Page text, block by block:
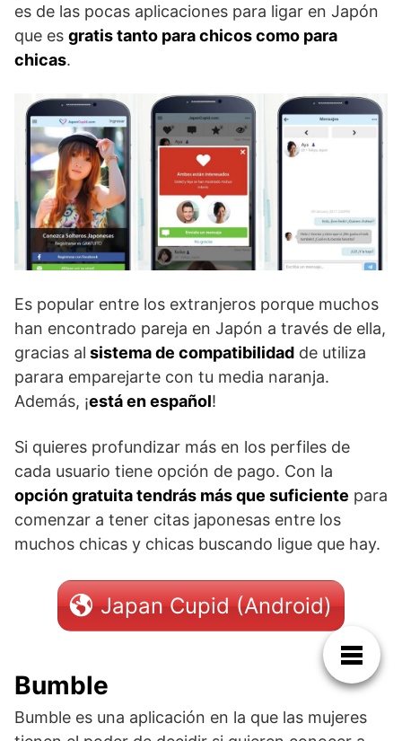
es de las pocas aplicaciones para ligar en Japón
que es gratis tanto para chicos como para
chicas.
Es popular entre los extranjeros porque muchos
han encontrado pareja en Japón a través de ella,
gracias al sistema de compatibilidad de utiliza
parara emparejarte con tu media naranja.
Además, ¡está en español!
Si quieres profundizar más en los perfiles de
cada usuario tiene opción de pago. Con la
opción gratuita tendrás más que suficiente para
comenzar a tener citas japonesas entre los
muchos chicas y chicas buscando ligue que hay.
Japan Cupid (Android)
Bumble
Bumble es una aplicación en la que las mujeres